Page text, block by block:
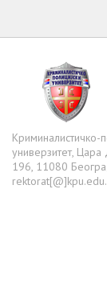
Криминалистичко-
универзитет,
196, 11080